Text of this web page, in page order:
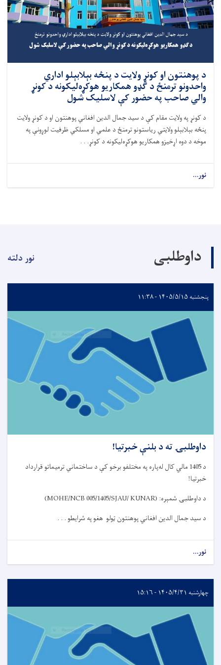
د پوهنتون او کونړ ولايت د پنځه بېلابېلو اداري
واحدونو ترمنځ د گډو همکاريو هوکړه‌ليکونه د کونړ
والي صاحب په حضور کې لاسليک شول
د کونړ په ولايت مقام کې د سيد جمال الدين افغاني پوهنتون او د کونړ ولايت
پنځه بېلابېلو ولايتي رياستونو ترمنځ د علمي او مسلکي ظرفيت لوړونې په
موخه د دوه اړخيزو همکاريو هوکړه‌ليکونه د کونړ. . .
نور...
داوطلبی نور دلته
پنجشنبه ۱۴۰۵/۵/۱۵ - ۱۱:۳۸
داوطلبۍ ته د بلنې خبرتیا!
د1405 مالي کال له‌پاره په مختلفو برخو کې د ساختمانيترمیماتو قرارداد
خبرتیا!
د داوطلبۍ شمېره:
(MOHE/NCB 005/1405/SJAU/ KUNAR)
د سید جمال الدین افغاني پوهنتون ټولو هغو په شرایطو . . .
نور...
چهارشنبه ۱۴۰۵/۴/۳۱ - ۱۵:۱۶